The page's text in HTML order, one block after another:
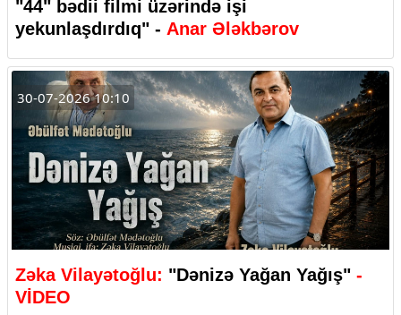
"44" bədii filmi üzərində işi
yekunlaşdırdıq" - Anar Ələkbərov
30-07-2026 10:10
Zəka Vilayətoğlu: "Dənizə Yağan Yağış" -
VİDEO